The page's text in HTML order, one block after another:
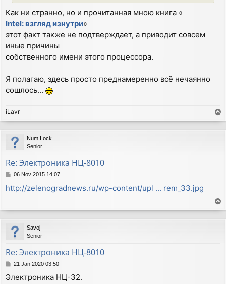
Как ни странно, но и прочитанная мною книга «
Intel: взгляд изнутри»
этот факт также не подтверждает, а приводит совсем
иные причины
собственного имени этого процессора.
Я полагаю, здесь просто преднамеренно всё нечаянно
сошлось...
iLavr
o
p
Num Lock
Senior
Re: Электроника НЦ-8010
P
s
06 Nov 2015 14:07
http://zelenogradnews.ru/wp-content/upl ... rem_33.jpg
o
p
Savoj
Senior
Re: Электроника НЦ-8010
P
s
21 Jan 2020 03:50
Электроника НЦ-32.